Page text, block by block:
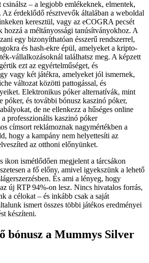
– a legjobb emlékeknek, elmentek,
Az érdeklődő résztvevők általában a weboldal
keresztül, vagy az eCOGRA pecsét
hozzá a méltányossági tanúsítványokhoz. A
egy bizonyíthatóan ésszerű rendszerrel,
és hash-ekre épül, amelyeket a kripto-
vállalkozásoknál találhatsz meg. A képzett
ezt az egyértelműséget, és
vagy két játékra, amelyeket jól ismernek,
változat közötti pattogással, és
Elektronikus póker alternatívák, mint
póker, és további bónusz kaszinó póker,
de ne ellenkezz a hűséges online
professzionális kaszinó póker
címsort reklámoznak nagymértékben a
hogy a kampány nem helyettesíti az
az otthoni előnyünket.
ikon ismétlődően megjelent a tárcsákon
a fő előny, amivel igyekszünk a lehető
És ami a lényeg, hogy
új RTP 94%-on lesz. Nincs hivatalos forrás,
a célokat – és inkább csak a saját
ismert összes többi játékos eredményei
készíteni.
bónusz a Mummys Silver